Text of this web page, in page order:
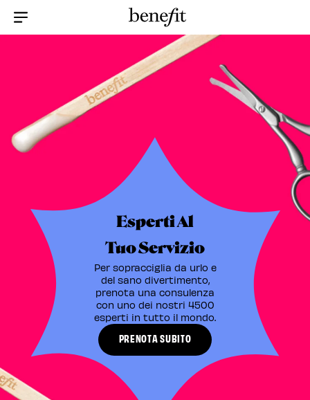
Esperti Al
Tuo Servizio
Per sopracciglia da urlo e
del sano divertimento,
prenota una consulenza
con uno dei nostri 4500
esperti in tutto il mondo.​
PRENOTA SUBITO